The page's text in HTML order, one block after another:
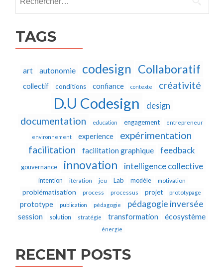
TAGS
art autonomie codesign Collaboratif
collectif conditions confiance contexte créativité
D.U Codesign design
documentation education engagement entrepreneur
environnement experience
expérimentation
facilitation
facilitation graphique feedback
gouvernance innovation intelligence collective
intention itération jeu Lab modèle motivation
problématisation process processus projet prototypage
prototype publication pédagogie pédagogie inversée
session solution stratégie transformation écosystème
énergie
RECENT POSTS